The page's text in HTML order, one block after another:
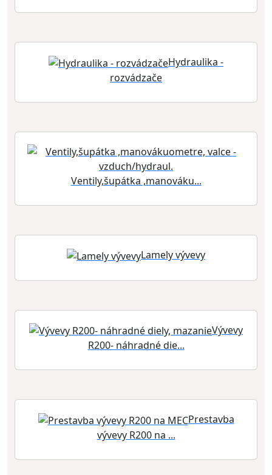
Hydraulika -
rozvádzače
Ventily,šupátka ,manováku...
Lamely vývevy
Vývevy
R200- náhradné die...
Prestavba
vývevy R200 na ...